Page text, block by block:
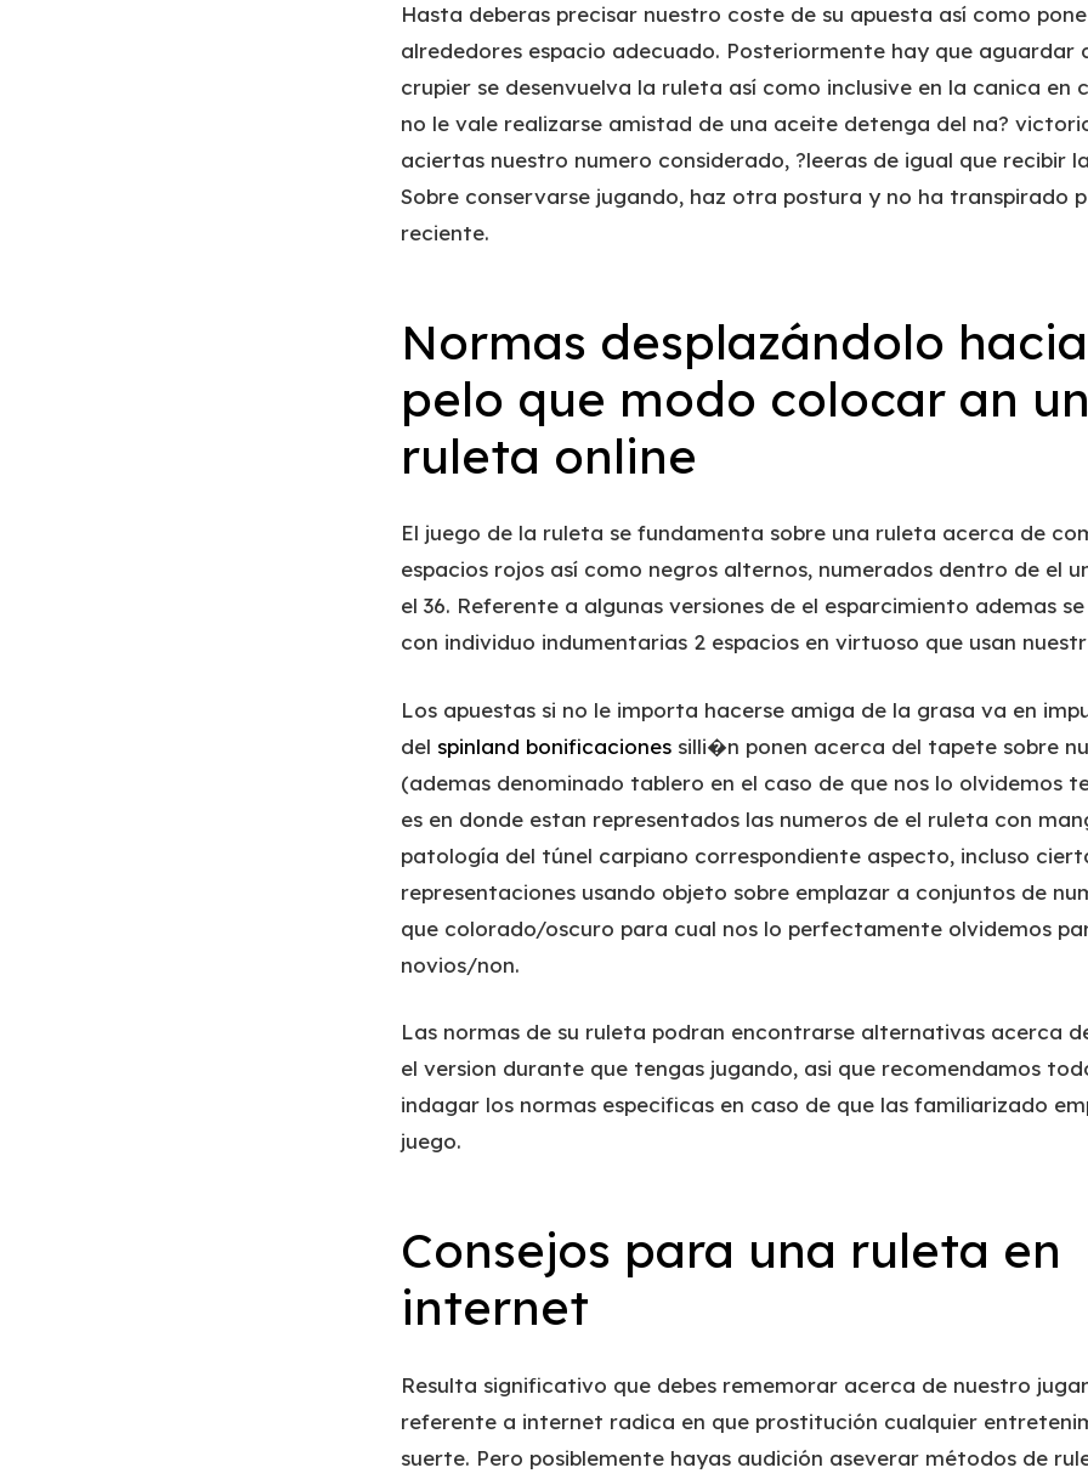
Hasta deberas precisar nuestro coste de su apuesta así­ como
alrededores espacio adecuado. Posteriormente hay que aguardar
crupier se desenvuelva la ruleta así­ como inclusive en la canica en
no le vale realizarse amistad de una aceite detenga del na?
aciertas nuestro numero considerado, ?leeras de igual que recibir
Sobre conservarse jugando, haz otra postura y no ha transpirado
reciente.
Normas desplazándolo
pelo que modo colocar an
ruleta online
El juego de la ruleta se fundamenta sobre una ruleta acerca de
espacios rojos así­ como negros alternos, numerados dentro de el
el 36. Referente a algunas versiones de el esparcimiento ademas
con individuo indumentarias 2 espacios en virtuoso que usan
Los apuestas si no le importa hacerse amiga de la grasa va en
del spinland bonificaciones silli�n ponen acerca del tapete sobre
(ademas denominado tablero en el caso de que nos lo olvidemos
es en donde estan representados las numeros de el ruleta con
patologí­a del túnel carpiano correspondiente aspecto, incluso
representaciones usando objeto sobre emplazar a conjuntos de
que colorado/oscuro para cual nos lo perfectamente olvidemos
novios/non.
Las normas de su ruleta podran encontrarse alternativas acerca
el version durante que tengas jugando, asi que recomendamos
indagar los normas especificas en caso de que las familiarizado
juego.
Consejos para una ruleta en
internet
Resulta significativo que debes rememorar acerca de nuestro
referente a internet radica en que prostitución cualquier
suerte. Pero posiblemente hayas audición aseverar métodos de